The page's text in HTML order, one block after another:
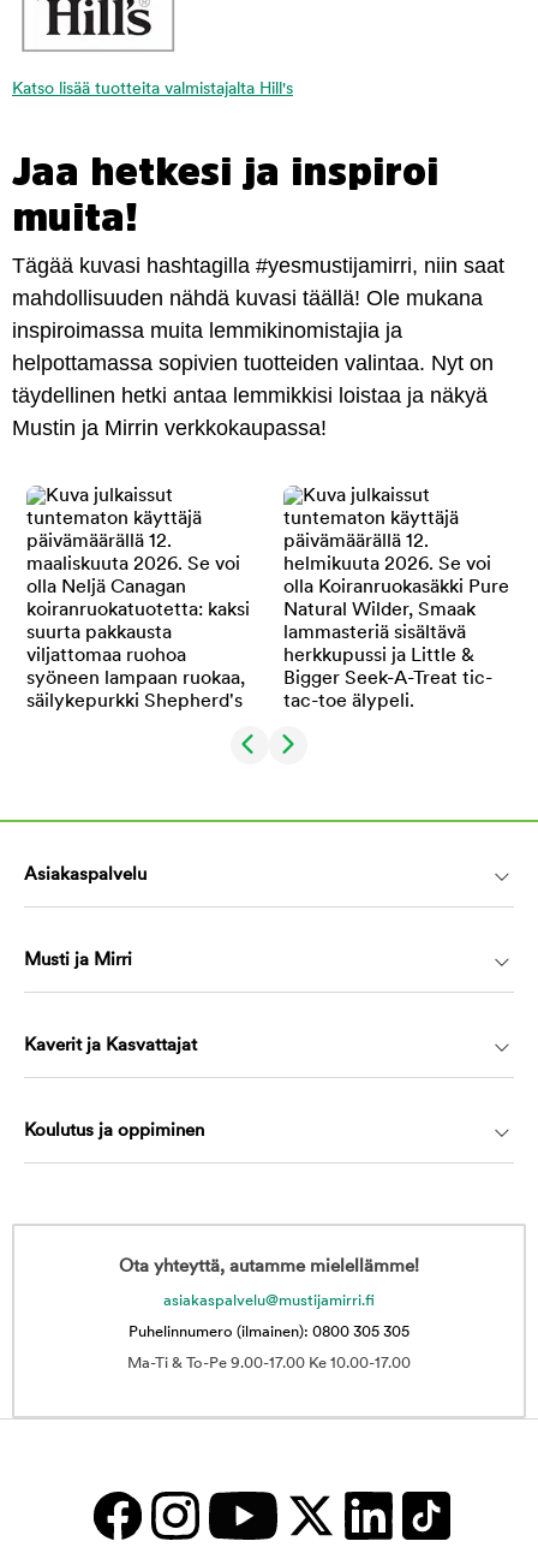
Katso lisää tuotteita valmistajalta Hill's
Jaa hetkesi ja inspiroi
muita!
Tägää kuvasi hashtagilla #yesmustijamirri, niin saat
mahdollisuuden nähdä kuvasi täällä! Ole mukana
inspiroimassa muita lemmikinomistajia ja
helpottamassa sopivien tuotteiden valintaa. Nyt on
täydellinen hetki antaa lemmikkisi loistaa ja näkyä
Mustin ja Mirrin verkkokaupassa!
Asiakaspalvelu
Musti ja Mirri
Kaverit ja Kasvattajat
Koulutus ja oppiminen
Ota yhteyttä, autamme mielellämme!
asiakaspalvelu@mustijamirri.fi
Puhelinnumero (ilmainen): 0800 305 305
Ma-Ti & To-Pe 9.00-17.00 Ke 10.00-17.00